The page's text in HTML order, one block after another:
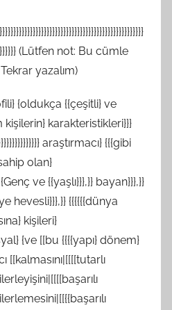
(Lütfen not: Bu cümle
yazalım)
{oldukça {{çeşitli} ve
kişilerin} karakteristikleri}}}
araştırmacı} {{{gibi
olan}
{Genç ve {{yaşlı}}},}} bayan}}},}}
hevesli}}},}} {{{{{{dünya
kişileri}
{ve [[bu {{{{yapı} dönem}
[[kalmasını|[[[[tutarlı